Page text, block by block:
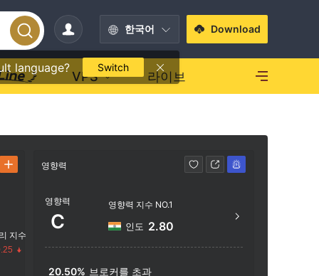
한국어
language? Switch
Download
VPS 라이브
지수
영향력
영향력
C
영향력 지수 NO.1
인도 2.80
20.50% 브로커를 초과